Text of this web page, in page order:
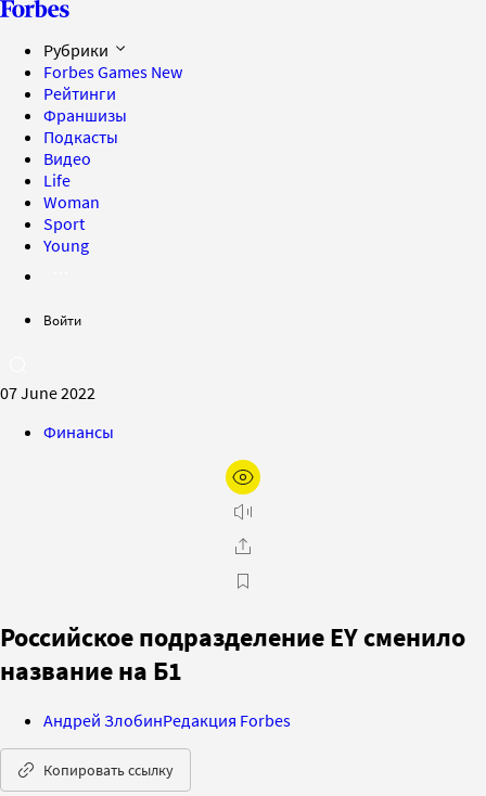
Рубрики
Forbes Games New
Рейтинги
Франшизы
Подкасты
Видео
Life
Woman
Sport
Young
Войти
07 June 2022
Финансы
Российское подразделение EY сменило
название на Б1
Андрей ЗлобинРедакция Forbes
Копировать ссылку